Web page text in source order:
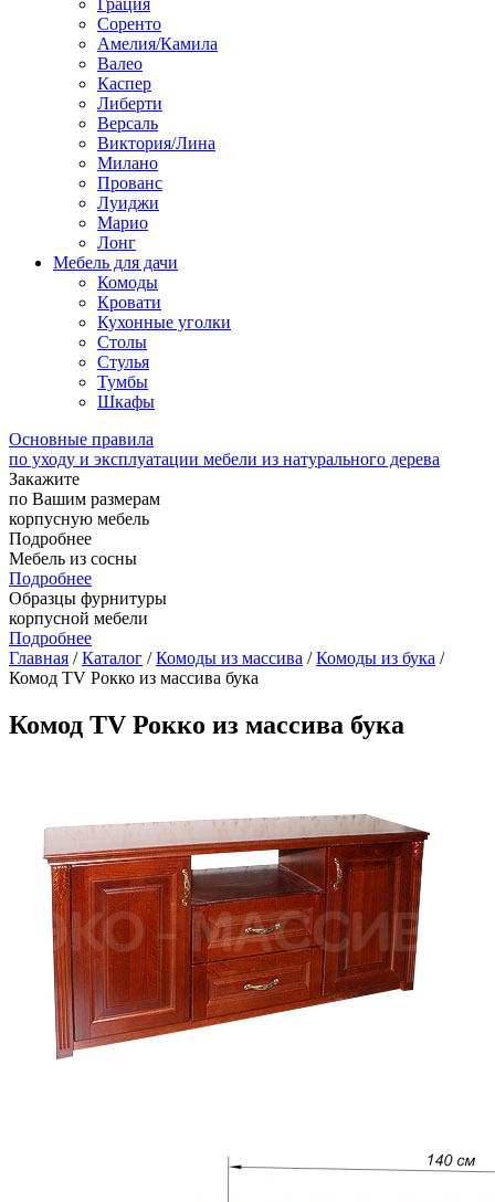
Грация
Соренто
Амелия/Камила
Валео
Каспер
Либерти
Версаль
Виктория/Лина
Милано
Прованс
Луиджи
Марио
Лонг
Мебель для дачи
Комоды
Кровати
Кухонные уголки
Столы
Стулья
Тумбы
Шкафы
Основные правила
по уходу и эксплуатации мебели из натурального дерева
Закажите
по Вашим размерам
корпусную мебель
Подробнее
Мебель из сосны
Подробнее
Образцы фурнитуры
корпусной мебели
Подробнее
Главная /Каталог /Комоды из массива /Комоды из бука /
Комод TV Рокко из массива бука
Комод TV Рокко из массива бука